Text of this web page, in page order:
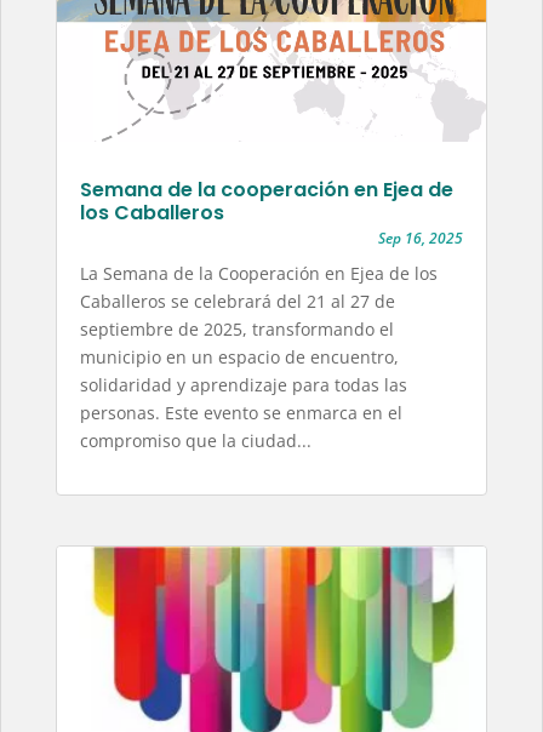
Semana de la cooperación en Ejea de
los Caballeros
Sep 16, 2025
La Semana de la Cooperación en Ejea de los
Caballeros se celebrará del 21 al 27 de
septiembre de 2025, transformando el
municipio en un espacio de encuentro,
solidaridad y aprendizaje para todas las
personas. Este evento se enmarca en el
compromiso que la ciudad...